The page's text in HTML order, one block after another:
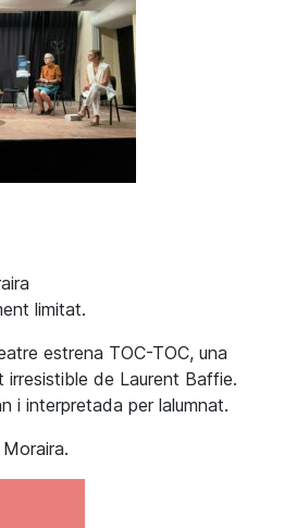
limitat.
estrena TOC-TOC, una
de Laurent Baffie.
i interpretada per lalumnat.